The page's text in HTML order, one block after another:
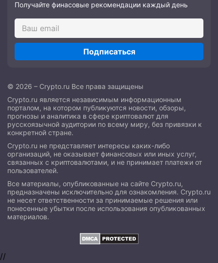
Получайте финасовые рекомендации каждый день
Подписаться
© 2026 – Crypto.ru Все права защищены
Crypto.ru является независимым информационным
порталом, на котором публикуются новости, обзоры,
прогнозы и аналитика в сфере криптовалют для
русскоязычной аудитории по всему миру, без привязки к
конкретной стране.
Crypto.ru не представляет интересы каких-либо
организаций, не оказывает финансовых или иных услуг,
связанных с криптовалютами, и не принимает платежи от
пользователей.
Все материалы, опубликованные на сайте Crypto.ru,
предназначены исключительно для ознакомления. Crypto.ru
не несет ответственности за принимаемые решения или
понесенные убытки после использования опубликованных
материалов.
//